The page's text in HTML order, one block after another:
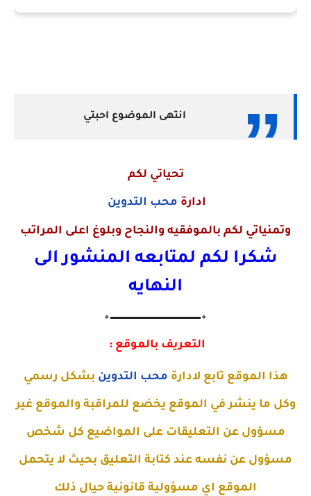
انتهى الموضوع احبتي
تحياتي لكم
ادارة محب التدوين
وتمنياتي لكم بالموفقيه والنجاح وبلوغ اعلى المراتب
شكرا لكم لمتابعه المنشور الى
النهايه
🔸▬▬▬▬▬▬▬▬▬▬▬▬▬🔸
التعريف بالموقع :
هذا الموقع تابع لادارة محب التدوين بشكل رسمي
وكل ما ينشر في الموقع يخضع للمراقبة والموقع غير
مسؤول عن التعليقات على المواضيع كل شخص
مسؤول عن نفسه عند كتابة التعليق بحيث لا يتحمل
الموقع اي مسؤولية قانونية حيال ذلك